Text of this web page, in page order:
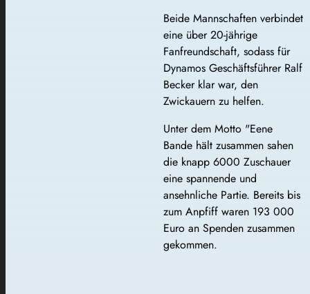
Beide Mannschaften verbindet
eine über 20-jährige
Fanfreundschaft, sodass für
Dynamos Geschäftsführer Ralf
Becker klar war, den
Zwickauern zu helfen.
Unter dem Motto "Eene
Bande hält zusammen sahen
die knapp 6000 Zuschauer
eine spannende und
ansehnliche Partie. Bereits bis
zum Anpfiff waren 193 000
Euro an Spenden zusammen
gekommen.